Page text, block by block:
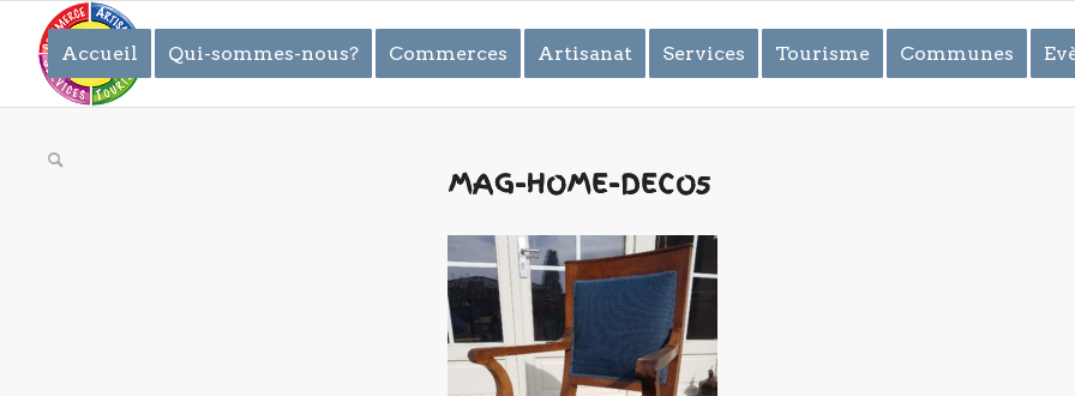
Accueil Qui-sommes-nous? Commerces Artisanat Services Tourisme Communes
MAG-HOME-DECO5